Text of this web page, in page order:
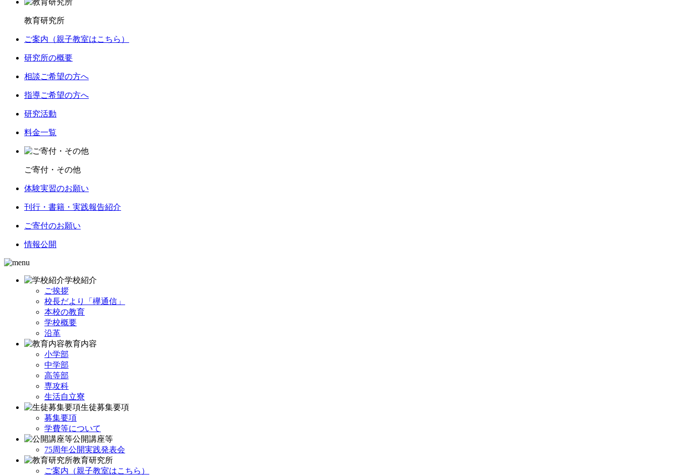
教育研究所
ご案内（親子教室はこちら）
研究所の概要
相談ご希望の方へ
指導ご希望の方へ
研究活動
料金一覧
ご寄付・その他
体験実習のお願い
刊行・書籍・実践報告紹介
ご寄付のお願い
情報公開
学校紹介
ご挨拶
校長だより「欅通信」
本校の教育
学校概要
沿革
教育内容
小学部
中学部
高等部
専攻科
生活自立寮
生徒募集要項
募集要項
学費等について
公開講座等
75周年公開実践発表会
教育研究所
ご案内（親子教室はこちら）